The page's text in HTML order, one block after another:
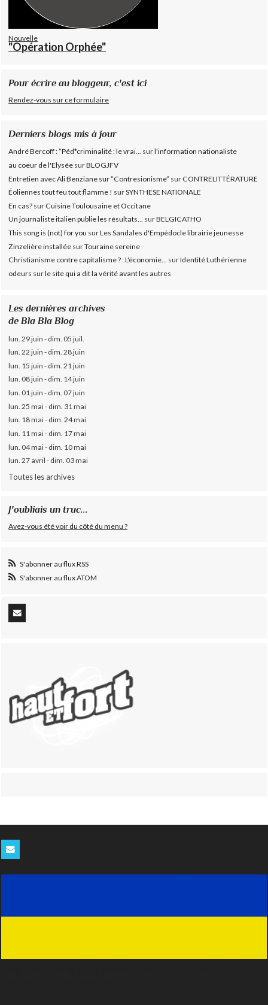
Nouvelle
"Opération Orphée"
Pour écrire au bloggeur, c'est ici
Rendez-vous sur ce formulaire
Derniers blogs mis à jour
André Bercoff : ”Péd*criminalité : le vrai... surl'information nationaliste
au coeur de l'Elysée surBLOGJFV
Entretien avec Ali Benziane sur ”Contresionisme” surCONTRELITTÉRATURE
Éoliennes tout feu tout flamme ! surSYNTHESE NATIONALE
En cas? surCuisine Toulousaine et Occitane
Un journaliste italien publie les résultats... surBELGICATHO
This song is (not) for you surLes Sandales d'Empédocle librairie jeunesse
Zinzelière installée surTouraine sereine
Christianisme contre capitalisme ? : L'économie... surIdentité Luthérienne
odeurs surle site qui a dit la vérité avant les autres
Les dernières archives
de Bla Bla Blog
lun. 29 juin - dim. 05 juil.
lun. 22 juin - dim. 28 juin
lun. 15 juin - dim. 21 juin
lun. 08 juin - dim. 14 juin
lun. 01 juin - dim. 07 juin
lun. 25 mai - dim. 31 mai
lun. 18 mai - dim. 24 mai
lun. 11 mai - dim. 17 mai
lun. 04 mai - dim. 10 mai
lun. 27 avril - dim. 03 mai
Toutes les archives
J'oubliais un truc...
Avez-vous été voir du côté du menu ?
S'abonner au flux RSS
S'abonner au flux ATOM